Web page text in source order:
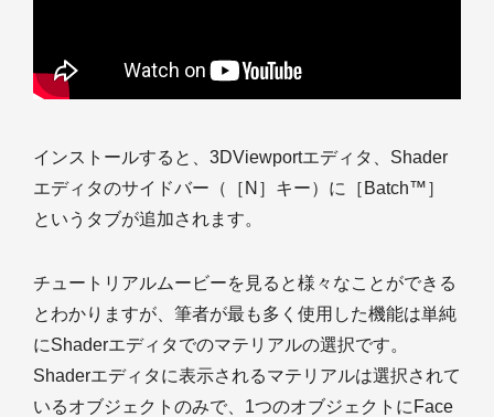
インストールすると、3DViewportエディタ、Shader
エディタのサイドバー（［N］キー）に［Batch™］
というタブが追加されます。
チュートリアルムービーを見ると様々なことができる
とわかりますが、筆者が最も多く使用した機能は単純
にShaderエディタでのマテリアルの選択です。
Shaderエディタに表示されるマテリアルは選択されて
いるオブジェクトのみで、1つのオブジェクトにFace